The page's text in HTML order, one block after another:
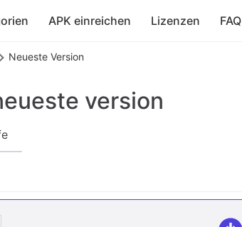
APK einreichen Lizenzen FAQ
Neueste Version
version